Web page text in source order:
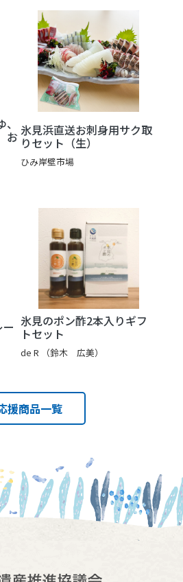
お 氷見浜直送お刺身用サク取
りセット（生）
ひみ岸壁市場
氷見のポン酢2本入りギフ
トセット
de R （鈴木 広美）
援商品一覧